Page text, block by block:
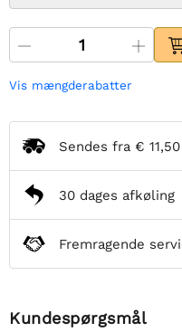
Vis mængderabatter
Sendes fra € 11,50
30 dages afkøling
Fremragende
Kundespørgsmål